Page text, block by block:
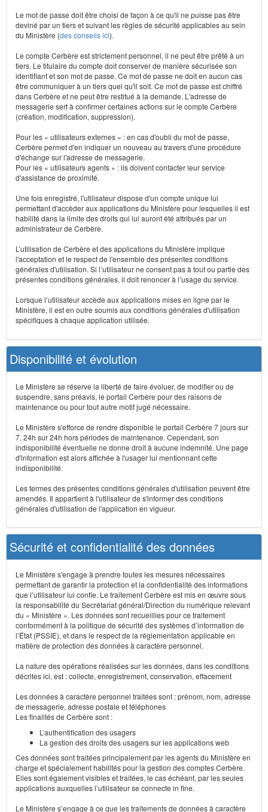
Le mot de passe doit être choisi de façon à ce qu'il ne puisse pas être
deviné par un tiers et suivant les règles de sécurité applicables au sein
du Ministère (des conseils ici).
Le compte Cerbère est strictement personnel, il ne peut être prêté à un
tiers. Le titulaire du compte doit conserver de manière sécurisée son
identifiant et son mot de passe. Ce mot de passe ne doit en aucun cas
être communiquer à un tiers quel qu'il soit. Ce mot de passe est chiffré
dans Cerbère et ne peut être restitué à la demande. L'adresse de
messagerie sert à confirmer certaines actions sur le compte Cerbère
(création, modification, suppression).
Pour les « utilisateurs externes » : en cas d'oubli du mot de passe,
Cerbère permet d'en indiquer un nouveau au travers d'une procédure
d'échange sur l'adresse de messagerie.
Pour les « utilisateurs agents » : ils doivent contacter leur service
d'assistance de proximité.
Une fois enregistré, l'utilisateur dispose d'un compte unique lui
permettant d'accèder aux applications du Ministère pour lesquelles il est
habilité dans la limite des droits qui lui auront été attribués par un
administrateur de Cerbère.
L’utilisation de Cerbère et des applications du Ministère implique
l'acceptation et le respect de l'ensemble des présentes conditions
générales d'utilisation. Si l’utilisateur ne consent pas à tout ou partie des
présentes conditions générales, il doit renoncer à l’usage du service.
Lorsque l’utilisateur accède aux applications mises en ligne par le
Ministère, il est en outre soumis aux conditions générales d'utilisation
spécifiques à chaque application utilisée.
Disponibilité et évolution
Le Ministère se réserve la liberté de faire évoluer, de modifier ou de
suspendre, sans préavis, le portail Cerbère pour des raisons de
maintenance ou pour tout autre motif jugé nécessaire.
Le Ministère s'efforce de rendre disponible le portail Cerbère 7 jours sur
7, 24h sur 24h hors périodes de maintenance. Cependant, son
indisponibilité éventuelle ne donne droit à aucune indemnité. Une page
d'information est alors affichée à l'usager lui mentionnant cette
indisponibilité.
Les termes des présentes conditions générales d'utilisation peuvent être
amendés. Il appartient à l'utilisateur de s'informer des conditions
générales d'utilisation de l'application en vigueur.
Sécurité et confidentialité des données
Le Ministère s'engage à prendre toutes les mesures nécessaires
permettant de garantir la protection et la confidentialité des informations
que l’utilisateur lui confie. Le traitement Cerbère est mis en œuvre sous
la responsabilité du Secrétariat général/Direction du numérique relevant
du « Ministère ». Les données sont recueillies pour ce traitement
conformément à la politique de sécurité des systèmes d’information de
l’État (PSSIE), et dans le respect de la réglementation applicable en
matière de protection des données à caractère personnel.
La nature des opérations réalisées sur les données, dans les conditions
décrites ici, est : collecte, enregistrement, conservation, effacement
Les données à caractère personnel traitées sont : prénom, nom, adresse
de messagerie, adresse postale et téléphones
Les finalités de Cerbère sont :
L’authentification des usagers
La gestion des droits des usagers sur les applications web
Ces données sont traitées principalement par les agents du Ministère en
charge et spécialement habilités pour la gestion des comptes Cerbère.
Elles sont également visibles et traitées, le cas échéant, par les seules
applications auxquelles l’utilisateur se connecte in fine.
Le Ministère s’engage à ce que les traitements de données à caractère